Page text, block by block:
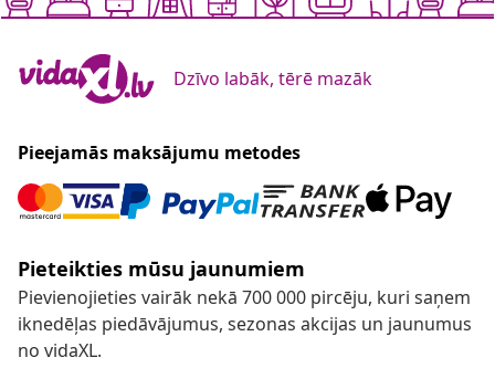
Dzīvo labāk, tērē mazāk
Pieejamās maksājumu metodes
Pieteikties mūsu jaunumiem
Pievienojieties vairāk nekā 700 000 pircēju, kuri saņem
iknedēļas piedāvājumus, sezonas akcijas un jaunumus
no vidaXL.